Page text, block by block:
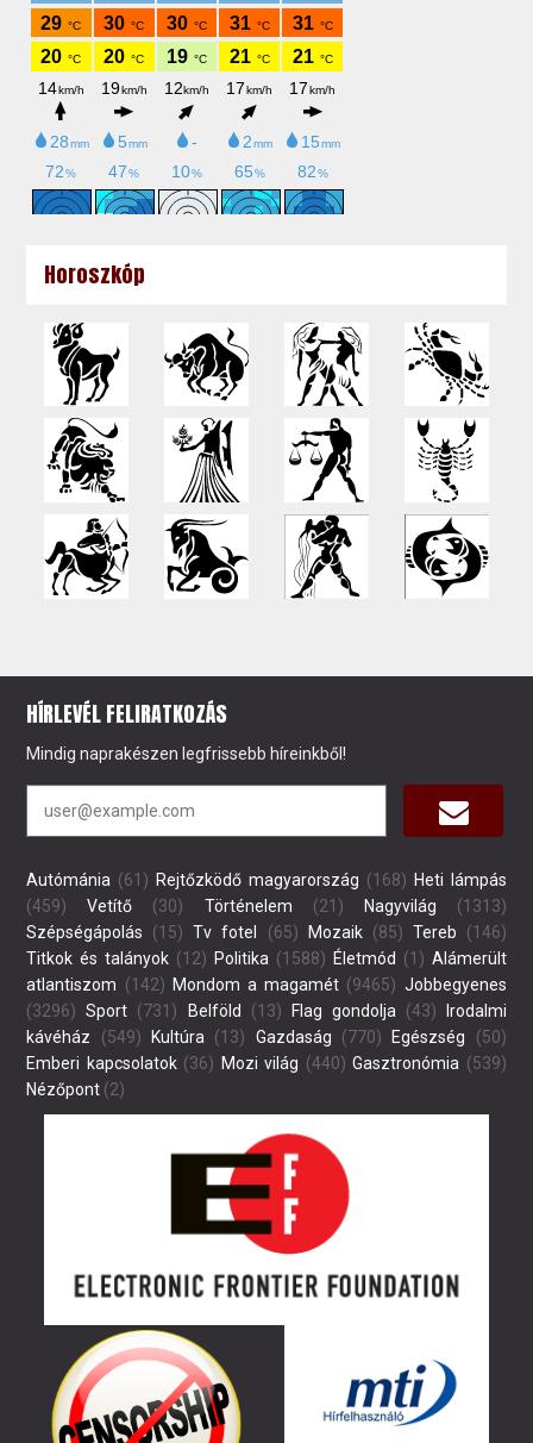
Horoszkóp
HÍRLEVÉL FELIRATKOZÁS
Mindig naprakészen legfrissebb híreinkből!
Autómánia (61) Rejtőzködő magyarország (168) Heti lámpás
(459)
Vetítő (30) Történelem (21) Nagyvilág (1313)
Szépségápolás (15) Tv fotel (65) Mozaik(85) Tereb (146)
Titkok és talányok (12) Politika (1588) Életmód (1) Alámerült
atlantiszom (142) Mondom a magamét (9465) Jobbegyenes
(3296) Sport (731) Belföld (13) Flag gondolja (43)
Irodalmi
kávéház (549) Kultúra (13) Gazdaság (770) Egészség (50)
Emberi kapcsolatok(36) Mozi világ (440) Gasztronómia (539)
Nézőpont (2)